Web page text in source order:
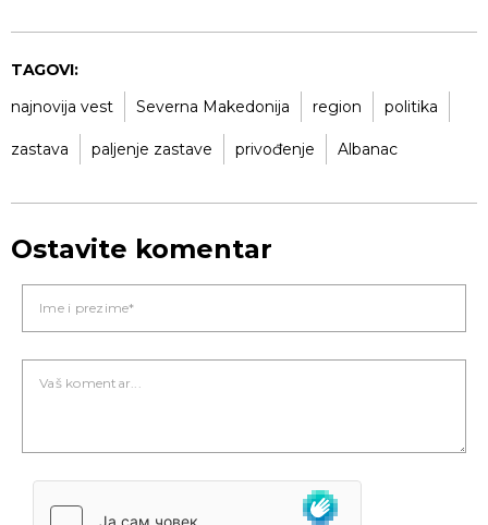
TAGOVI:
najnovija vest
Severna Makedonija region politika
zastava paljenje zastave privođenje Albanac
Ostavite komentar